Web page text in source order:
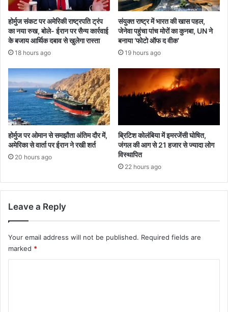
होर्मुज संकट पर अमेरिकी राष्ट्रपति ट्रंप
का नया रुख, बोले- ईरान पर सैन्य कार्रवाई
के बजाय आर्थिक दबाव से खुलेगा रास्ता
18 hours ago
संयुक्त राष्ट्र में भारत की खास पहल,
जेनेवा पहुंचा पांच मोरों का कुनबा, UN ने
बनाया ‘फोटो ऑफ द वीक’
19 hours ago
होर्मुज पर ओमान से समझौता अंतिम दौर में,
अमेरिका से वार्ता पर ईरान ने रखी शर्त
20 hours ago
ब्रिटिश कोलंबिया में इमरजेंसी घोषित,
जंगल की आग से 21 हजार से ज्यादा लोग
विस्थापित
22 hours ago
Leave a Reply
Your email address will not be published. Required fields are
marked *